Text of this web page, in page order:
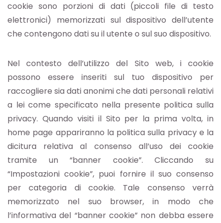
cookie sono porzioni di dati (piccoli file di testo
elettronici) memorizzati sul dispositivo dell’utente
che contengono dati su il utente o sul suo dispositivo.
Nel contesto dell’utilizzo del Sito web, i cookie
possono essere inseriti sul tuo dispositivo per
raccogliere sia dati anonimi che dati personali relativi
a lei come specificato nella presente politica sulla
privacy. Quando visiti il Sito per la prima volta, in
home page appariranno la politica sulla privacy e la
dicitura relativa al consenso all’uso dei cookie
tramite un “banner cookie”. Cliccando su
“Impostazioni cookie”, puoi fornire il suo consenso
per categoria di cookie. Tale consenso verrà
memorizzato nel suo browser, in modo che
l’informativa del “banner cookie” non debba essere